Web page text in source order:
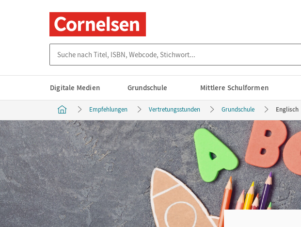
Digitale Medien Grundschule Mittlere Schulformen
Empfehlungen Vertretungsstunden Grundschule Englisch